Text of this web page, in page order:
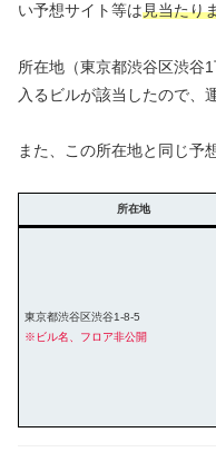
い予想サイト等は見当たり
所在地（東京都渋谷区渋谷1
入るビルが該当したので、
また、この所在地と同じ予
所在地
東京都渋谷区渋谷1-8-5
※ビル名、フロア非公開